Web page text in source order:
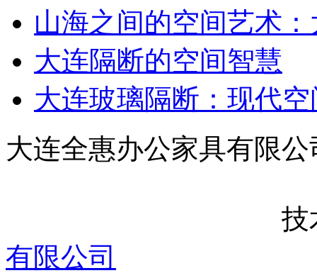
山海之间的空间艺术
大连隔断的空间智慧
大连玻璃隔断：现代
大连全惠办公家
技术支
有限公司